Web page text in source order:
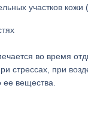
участков кожи
во время
стрессах, при
вещества.